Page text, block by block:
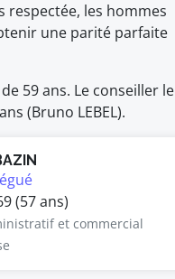
respectée, les hommes
une parité parfaite
59 ans. Le conseiller le
(Bruno LEBEL).
(57 ans)
et commercial